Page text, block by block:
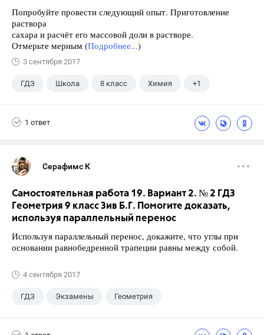
Попробуйте провести следующий опыт. Приготовление
раствора
сахара и расчёт его массовой доли в растворе.
Отмерьте мерным (Подробнее...)
3 сентября 2017
ГДЗ Школа 8 класс Химия +1
1 ответ
Серафимс К
Самостоятельная работа 19. Вариант 2. № 2 ГДЗ
Геометрия 9 класс Зив Б.Г. Помогите доказать,
используя параллельный перенос
Используя параллельный перенос, докажите, что углы при
основании равнобедренной трапеции равны между собой.
4 сентября 2017
ГДЗ Экзамены Геометрия